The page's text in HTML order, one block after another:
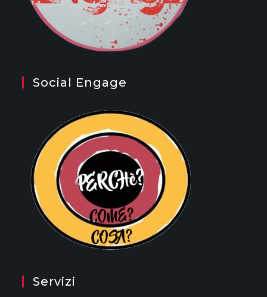
Social Engage
Servizi